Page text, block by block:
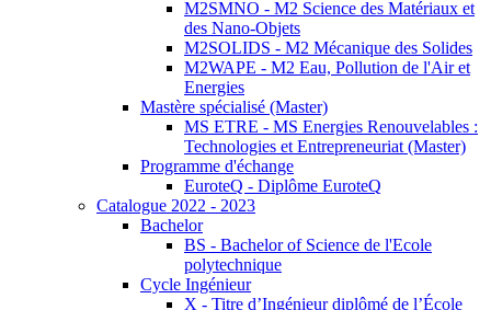
M2SMNO - M2 Science des Matériaux et
des Nano-Objets
M2SOLIDS - M2 Mécanique des Solides
M2WAPE - M2 Eau, Pollution de l'Air et
Energies
Mastère spécialisé (Master)
MS ETRE - MS Energies Renouvelables :
Technologies et Entrepreneuriat (Master)
Programme d'échange
EuroteQ - Diplôme EuroteQ
Catalogue 2022 - 2023
Bachelor
BS - Bachelor of Science de l'Ecole
polytechnique
Cycle Ingénieur
X - Titre d’Ingénieur diplômé de l’École